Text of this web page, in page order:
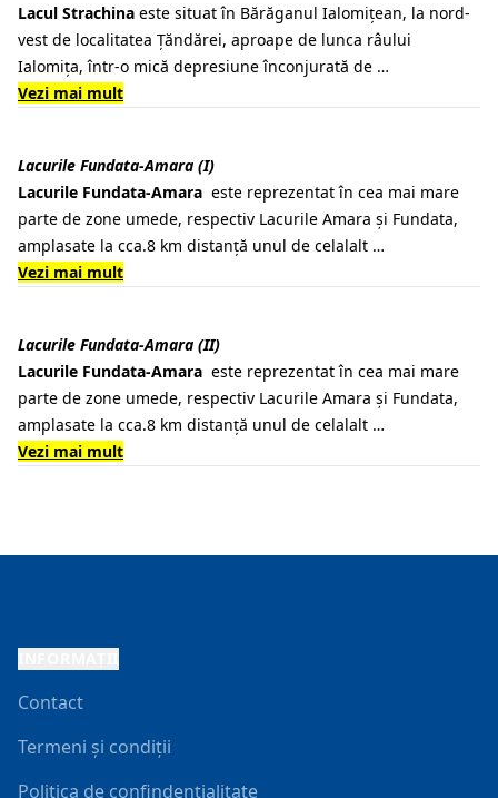
Lacul Strachina este situat în Bărăganul Ialomiţean, la nord-
vest de localitatea Ţăndărei, aproape de lunca râului
Ialomiţa, într-o mică depresiune înconjurată de …
Vezi mai mult
Lacurile Fundata-Amara (I)
Lacurile Fundata-Amara este reprezentat în cea mai mare
parte de zone umede, respectiv Lacurile Amara și Fundata,
amplasate la cca.8 km distanță unul de celalalt …
Vezi mai mult
Lacurile Fundata-Amara (II)
Lacurile Fundata-Amara este reprezentat în cea mai mare
parte de zone umede, respectiv Lacurile Amara și Fundata,
amplasate la cca.8 km distanță unul de celalalt …
Vezi mai mult
Contact
Termeni și condiții
Politica de confindențialitate